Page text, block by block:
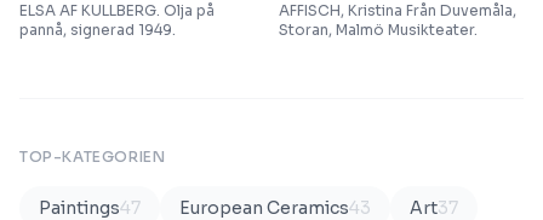
ELSA AF KULLBERG. Olja på
pannå, signerad 1949.
AFFISCH, Kristina Från Duvemåla,
Storan, Malmö Musikteater.
TOP-KATEGORIEN
Paintings47 European Ceramics43 Art37